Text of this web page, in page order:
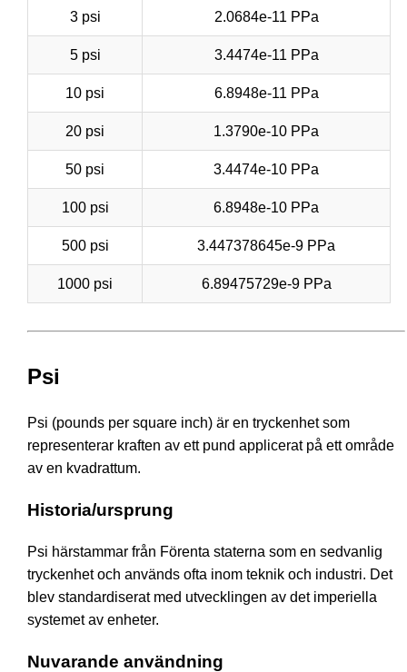
3 psi 2.0684e-11 PPa
5 psi 3.4474e-11 PPa
10 psi 6.8948e-11 PPa
20 psi 1.3790e-10 PPa
50 psi 3.4474e-10 PPa
100 psi 6.8948e-10 PPa
500 psi 3.447378645e-9 PPa
1000 psi 6.89475729e-9 PPa
Psi
Psi (pounds per square inch) är en tryckenhet som
representerar kraften av ett pund applicerat på ett område
av en kvadrattum.
Historia/ursprung
Psi härstammar från Förenta staterna som en sedvanlig
tryckenhet och används ofta inom teknik och industri. Det
blev standardiserat med utvecklingen av det imperiella
systemet av enheter.
Nuvarande användning